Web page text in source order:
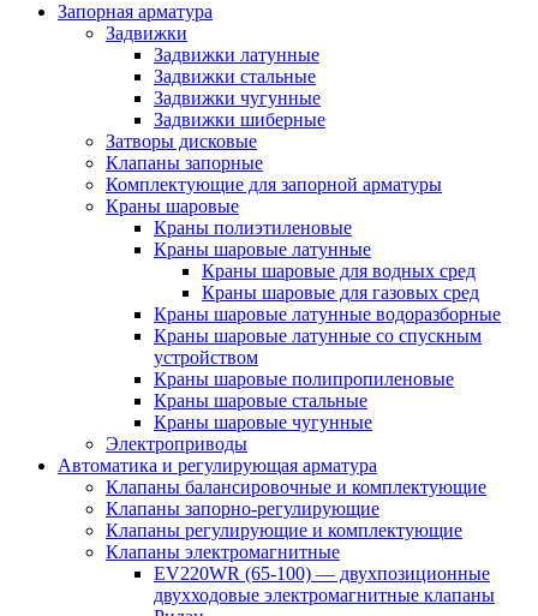
Запорная арматура
Задвижки
Задвижки латунные
Задвижки стальные
Задвижки чугунные
Задвижки шиберные
Затворы дисковые
Клапаны запорные
Комплектующие для запорной арматуры
Краны шаровые
Краны полиэтиленовые
Краны шаровые латунные
Краны шаровые для водных сред
Краны шаровые для газовых сред
Краны шаровые латунные водоразборные
Краны шаровые латунные со спускным
устройством
Краны шаровые полипропиленовые
Краны шаровые стальные
Краны шаровые чугунные
Электроприводы
Автоматика и регулирующая арматура
Клапаны балансировочные и комплектующие
Клапаны запорно-регулирующие
Клапаны регулирующие и комплектующие
Клапаны электромагнитные
EV220WR (65-100) — двухпозиционные
двухходовые электромагнитные клапаны